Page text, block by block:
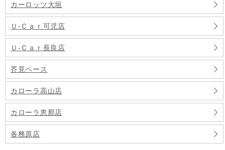
カーロッツ大垣
Ｕ‐Ｃａｒ可児店
Ｕ‐Ｃａｒ長良店
芥見ベース
カローラ高山店
カローラ恵那店
各務原店